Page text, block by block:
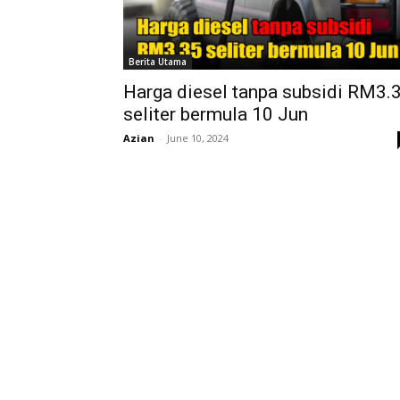
Berita Utama
Harga diesel tanpa subsidi
seliter bermula 10 Jun
Azian - June 10, 2024